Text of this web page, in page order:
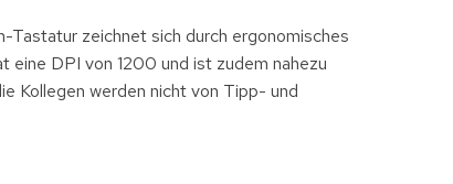
Tastatur zeichnet sich durch ergonomisches
eine DPI von 1200 und ist zudem nahezu
Kollegen werden nicht von Tipp- und